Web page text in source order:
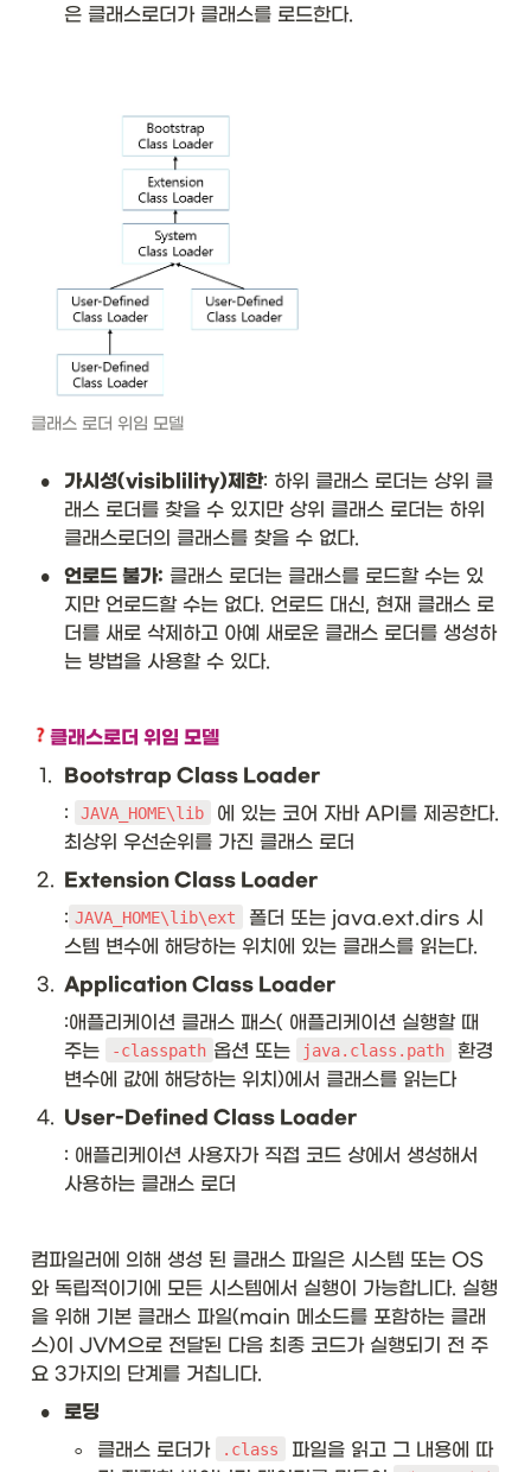
은 클래스로더가 클래스를 로드한다.
클래스 로더 위임 모델
• 가시성(visiblility)제한: 하위 클래스 로더는 상위 클
래스 로더를 찾을 수 있지만 상위 클래스 로더는 하위
클래스로더의 클래스를 찾을 수 없다.
• 언로드 불가: 클래스 로더는 클래스를 로드할 수는 있
지만 언로드할 수는 없다. 언로드 대신, 현재 클래스 로
더를 새로 삭제하고 아예 새로운 클래스 로더를 생성하
는 방법을 사용할 수 있다.
클래스로더 위임 모델
1. Bootstrap Class Loader
: JAVA_HOME\lib
에 있는 코어 자바 API를 제공한다.
최상위 우선순위를 가진 클래스 로더
2. Extension Class Loader
: JAVA_HOME\lib\ext
폴더 또는 java.ext.dirs 시
스템 변수에 해당하는 위치에 있는 클래스를 읽는다.
3. Application Class Loader
:애플리케이션 클래스 패스( 애플리케이션 실행할 때
주는
-classpath 옵션 또는 java.class.path
환경
변수에 값에 해당하는 위치)에서 클래스를 읽는다
4. User-Defined Class Loader
: 애플리케이션 사용자가 직접 코드 상에서 생성해서
사용하는 클래스 로더
컴파일러에 의해 생성 된 클래스 파일은 시스템 또는 OS
와 독립적이기에 모든 시스템에서 실행이 가능합니다. 실행
을 위해 기본 클래스 파일(main 메소드를 포함하는 클래
스)이 JVM으로 전달된 다음 최종 코드가 실행되기 전 주
요 3가지의 단계를 거칩니다.
• 로딩
◦ 클래스 로더가 .class
파일을 읽고 그 내용에 따